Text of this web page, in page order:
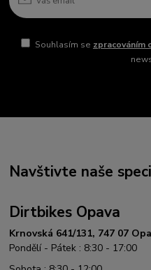
Souhlasím se zpracováním
Navštivte naše
Dirtbikes Opava
Krnovská 641/131, 747 07
Pondělí - Pátek : 8:30 - 17:00